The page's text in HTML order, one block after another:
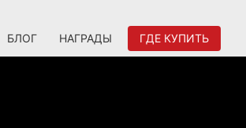
БЛОГ НАГРАДЫ ГДЕ КУПИТЬ